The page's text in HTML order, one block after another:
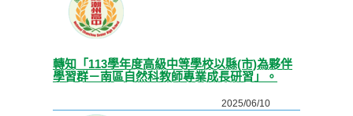
轉知「113學年度高級中等學校以縣(市)為夥伴
學習群－南區自然科教師專業成長研習」。
2025/06/10